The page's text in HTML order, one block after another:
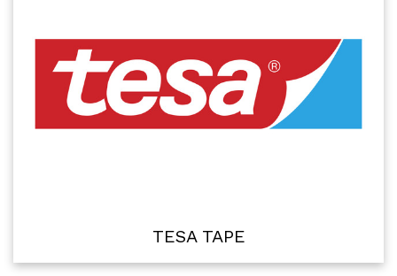
TESA TAPE